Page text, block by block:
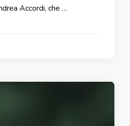
Accordi, che …